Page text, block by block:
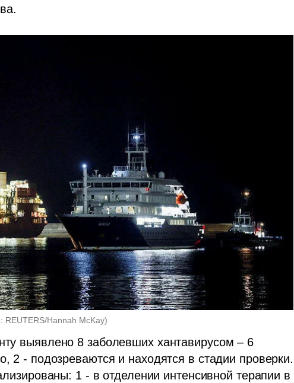
REUTERS/Hannah McKay)
выявлено 8 заболевших хантавирусом – 6
2 - подозреваются и находятся в стадии проверки.
1 - в отделении интенсивной терапии в